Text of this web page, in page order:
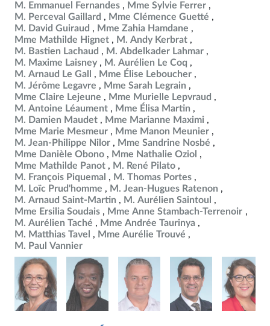
M. Emmanuel Fernandes
Mme Sylvie Ferrer
M. Perceval Gaillard
Mme Clémence Guetté
M. David Guiraud
Mme Zahia Hamdane
Mme Mathilde Hignet
M. Andy Kerbrat
M. Bastien Lachaud
M. Abdelkader Lahmar
M. Maxime Laisney
M. Aurélien Le Coq
M. Arnaud Le Gall
Mme Élise Leboucher
M. Jérôme Legavre
Mme Sarah Legrain
Mme Claire Lejeune
Mme Murielle Lepvraud
M. Antoine Léaument
Mme Élisa Martin
M. Damien Maudet
Mme Marianne Maximi
Mme Marie Mesmeur
Mme Manon Meunier
M. Jean-Philippe Nilor
Mme Sandrine Nosbé
Mme Danièle Obono
Mme Nathalie Oziol
Mme Mathilde Panot
M. René Pilato
M. François Piquemal
M. Thomas Portes
M. Loïc Prud'homme
M. Jean-Hugues Ratenon
M. Arnaud Saint-Martin
M. Aurélien Saintoul
Mme Ersilia Soudais
Mme Anne Stambach-Terrenoir
M. Aurélien Taché
Mme Andrée Taurinya
M. Matthias Tavel
Mme Aurélie Trouvé
M. Paul Vannier